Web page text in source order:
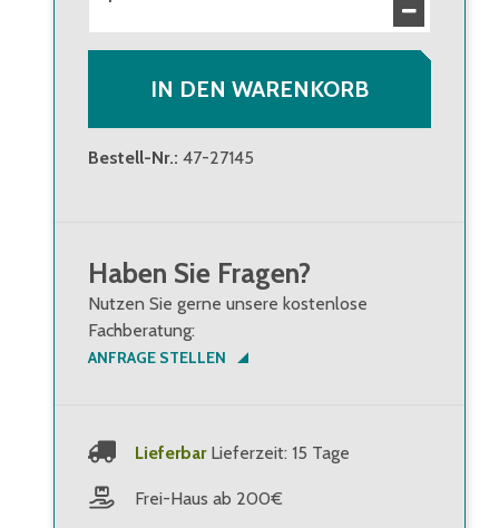
IN DEN WARENKORB
Bestell-Nr.: 47-27145
Haben Sie Fragen?
Nutzen Sie gerne unsere kostenlose
Fachberatung:
ANFRAGE STELLEN
Lieferbar Lieferzeit: 15 Tage
Frei-Haus ab 200€